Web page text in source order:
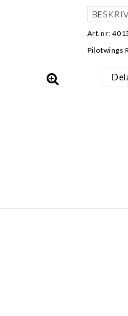
Art.nr:
Pilotwings